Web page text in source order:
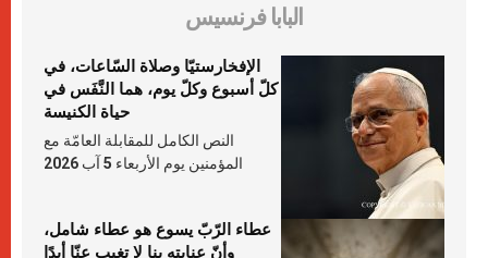
البابا فرنسيس
الإفخارستيّا وصلاة السّاعات، في
كلّ أسبوع وكلّ يوم، هما النَّفَس في
حياة الكنيسة
النص الكامل للمقابلة العامّة مع
المؤمنين يوم الأربعاء 5 آب 2026
عطاء الرّبّ يسوع هو عطاء شامل،
وأنّ عنايته بنا لا تغيب عنّا أبدًا